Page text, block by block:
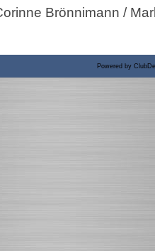
Brönnimann /
Powered by